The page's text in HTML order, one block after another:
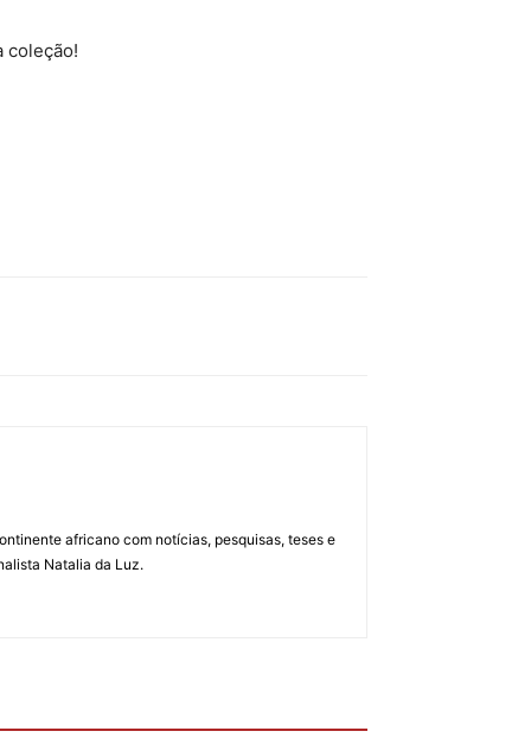
coleção!
africano com notícias, pesquisas, teses e
Natalia da Luz.